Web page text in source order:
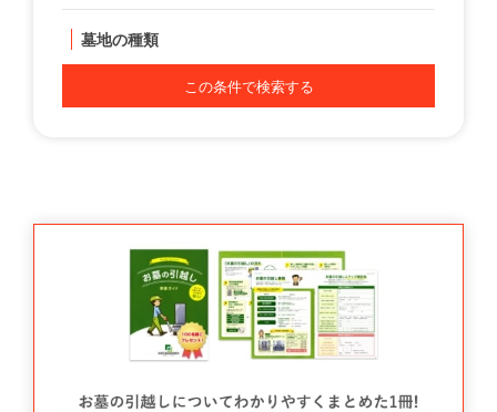
墓地の種類
この条件で検索する